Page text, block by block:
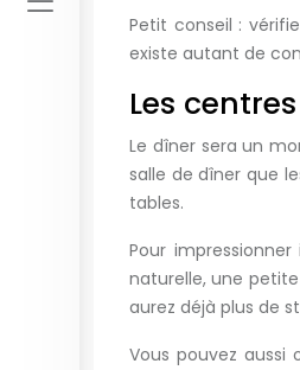
Petit conseil :
existe autant de
Les
Le dîner sera un
salle de dîner que
tables.
Pour
naturelle, une
aurez déjà plus de
Vous pouvez